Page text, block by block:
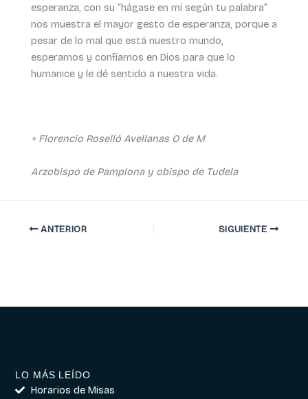
esperanza, con su “hágase en mí según tu palabra”
nos muestra el mayor gesto de esperanza, porque a
pesar de lo mal que está nuestro mundo,
esperamos y confiamos en Dios para que lo
humanice y le dé sentido a nuestra vida.
+ Florencio Roselló Avellanas O de M
Arzobispo de Pamplona y obispo de Tudela
ANTERIOR SIGUIENTE
LO MÁS LEÍDO
Horarios de Misas